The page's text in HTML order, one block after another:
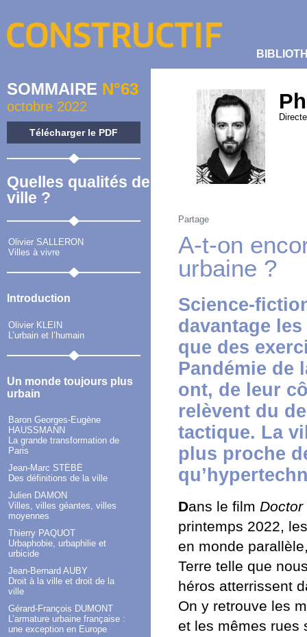
SOMMAIRE N°63
octobre 2022
Télécharger le PDF
Quelles qualités de
ville ?
Olivier SALLERON
Villes à vivre
Introduction
Olivier KLEIN
L’urbain et l’humain
Un monde toujours plus
urbain
Baron Georges-Eugène
HAUSSMANN
La grande transformation de
Paris
Jean-Marc STÉBÉ
Des définitions de la ville
Julien DAMON
Villes, villes géantes, villes
moyennes
Thierry PAQUOT
Urbaphobie, urbaphilie et
urbicide
Jean-Bernard AUBY
Droit à la ville et droit de la
ville
Gérard-François DUMONT
L’armature urbaine française :
une exception en Europe
Partage
A-t-on
urbaine ?
Science-
davantage
que des
Pandémie de
ont, de leur
relèvent du
tactique. La
plus proche
Dans le film Doctor
printemps 2022,
en monde
Terre telle que
héros atterrissent
On y retrouve les
et les mêmes rues